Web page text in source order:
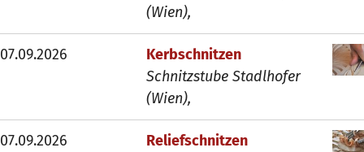
(Wien),
07.09.2026
Kerbschnitzen
Schnitzstube Stadlhofer
(Wien),
07.09.2026
Reliefschnitzen